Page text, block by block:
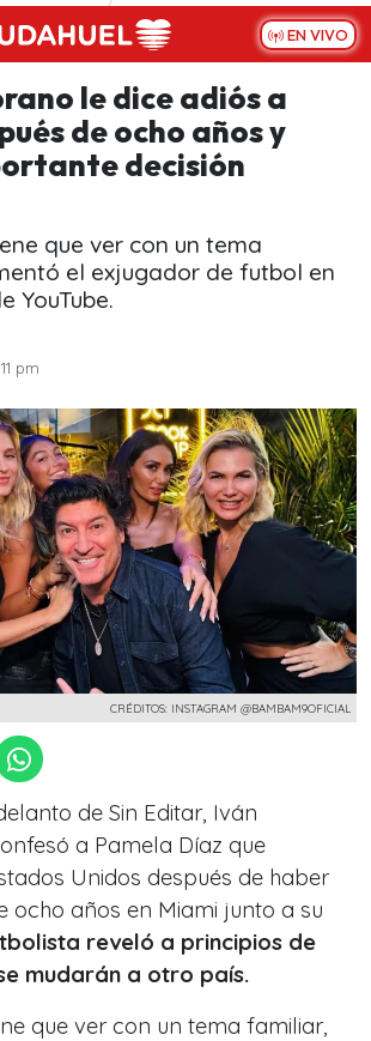
EN VIVO
le dice adiós a
de ocho años y
decisión
que ver con un tema
el exjugador de futbol en
YouTube.
pm
CRÉDITOS: INSTAGRAM @BAMBAM9OFICIAL
de Sin Editar, Iván
a Pamela Díaz que
Unidos después de haber
ocho años en Miami junto a su
reveló a principios de
mudarán a otro país.
que ver con un tema familiar,